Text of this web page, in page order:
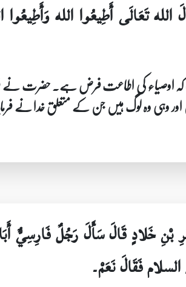
تَعَالَى أَطِيعُوا الله
کہ اوصیاء کی اطاعت فرض ہے۔ حضرت نے
وہی وہ لوگ ہیں جن کے متعلق خدا نے
خَلادٍ قَالَ سَأَلَ رَجُلٌ فَارِسِيٌّ
فَقَالَ نَعَمْ۔